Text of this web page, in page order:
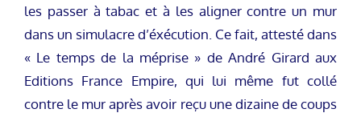
les passer à tabac et à les aligner contre un mur
dans un simulacre d’éxécution. Ce fait, attesté dans
« Le temps de la méprise » de André Girard aux
Editions France Empire, qui lui même fut collé
contre le mur après avoir reçu une dizaine de coups